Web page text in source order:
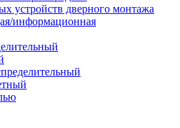
устройств дверного монтажа
информационная